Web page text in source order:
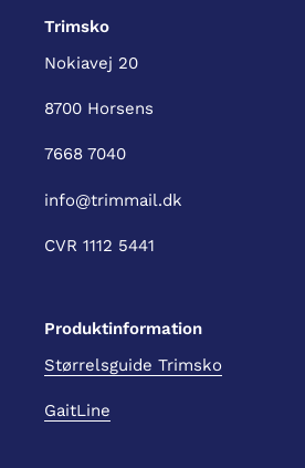
Trimsko
Nokiavej 20
8700 Horsens
7668 7040
info@trimmail.dk
CVR 1112 5441
Produktinformation
Størrelsguide Trimsko
GaitLine